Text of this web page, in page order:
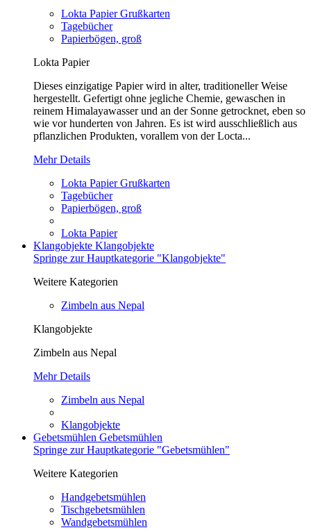
Lokta Papier Grußkarten
Tagebücher
Papierbögen, groß
Lokta Papier
Dieses einzigatige Papier wird in alter, traditioneller Weise
hergestellt. Gefertigt ohne jegliche Chemie, gewaschen in
reinem Himalayawasser und an der Sonne getrocknet, eben so
wie vor hunderten von Jahren. Es ist wird ausschließlich aus
pflanzlichen Produkten, vorallem von der Locta...
Mehr Details
Lokta Papier Grußkarten
Tagebücher
Papierbögen, groß
Lokta Papier
Klangobjekte Klangobjekte
Springe zur Hauptkategorie "Klangobjekte"
Weitere Kategorien
Zimbeln aus Nepal
Klangobjekte
Zimbeln aus Nepal
Mehr Details
Zimbeln aus Nepal
Klangobjekte
Gebetsmühlen Gebetsmühlen
Springe zur Hauptkategorie "Gebetsmühlen"
Weitere Kategorien
Handgebetsmühlen
Tischgebetsmühlen
Wandgebetsmühlen